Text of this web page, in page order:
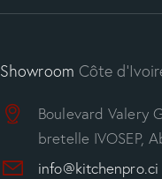
Showroom Côte
Boulevard Valery
bretelle IVOSEP,
info@kitchenpro.ci